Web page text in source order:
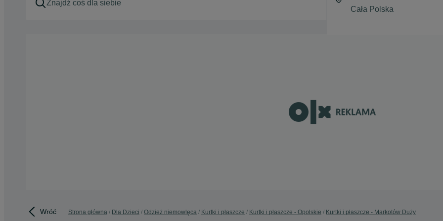
Wróć Strona główna Dla Dzieci Odzież niemowlęca Kurtki i płaszcze Kurtki i płaszcze - Opolskie Kurtki i płaszcze - Markotów Duży